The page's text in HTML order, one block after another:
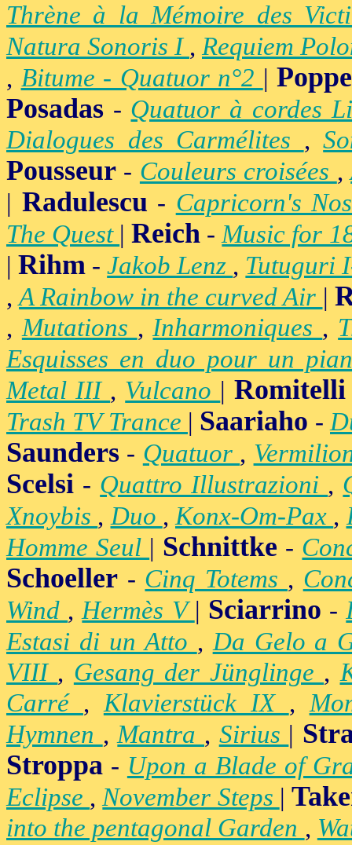
Thrène à la Mémoire des
Natura Sonoris I , Requiem
, Bitume - Quatuor n°2 |Poppe
Posadas - Quatuor à cordes
Dialogues des Carmélites ,
Pousseur - Couleurs croisées ,
| Radulescu - Capricorn's
The Quest |Reich -Music for
|Rihm -Jakob Lenz , Tutuguri
,A Rainbow in the curved Air |
,Mutations ,Inharmoniques ,
Esquisses en duo pour un
Metal III , Vulcano |Romitelli
Trash TV Trance | Saariaho -
Saunders - Quatuor ,
Scelsi - Quattro Illustrazioni ,
Xnoybis ,Duo ,Konx-Om-Pax ,
Homme Seul | Schnittke -
Schoeller - Cinq Totems ,
Wind ,Hermès V| Sciarrino -
Estasi di un Atto ,Da Gelo a
VIII , Gesang der Jünglinge ,
Carré ,Klavierstück IX ,
Hymnen ,Mantra , Sirius |
Stroppa - Upon a Blade of
Eclipse ,November Steps |
into the pentagonal Garden ,